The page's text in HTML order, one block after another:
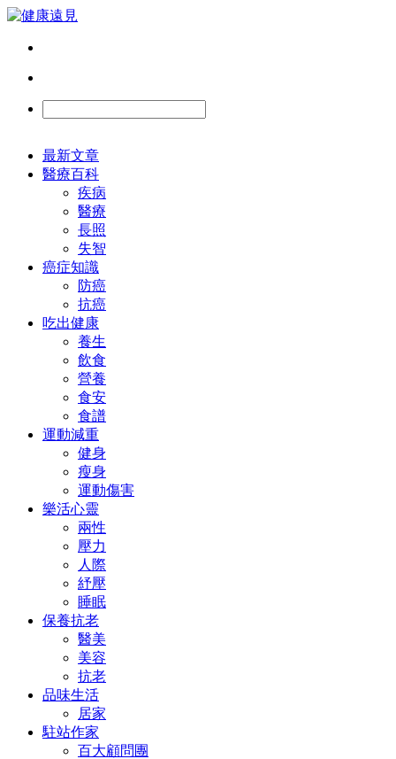
最新文章
醫療百科
疾病
醫療
長照
失智
癌症知識
防癌
抗癌
吃出健康
養生
飲食
營養
食安
食譜
運動減重
健身
瘦身
運動傷害
樂活心靈
兩性
壓力
人際
紓壓
睡眠
保養抗老
醫美
美容
抗老
品味生活
居家
駐站作家
百大顧問團